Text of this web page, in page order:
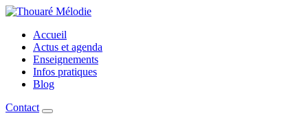
Accueil
Actus et agenda
Enseignements
Infos pratiques
Blog
Contact